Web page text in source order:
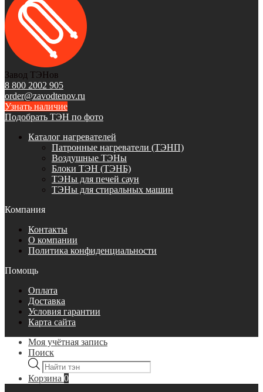
Завод ТЭНов
8 800 2002 905
order@zavodtenov.ru
Узнать наличие
Подобрать ТЭН по фото
Каталог нагревателей
Патронные нагреватели (ТЭНП)
Воздушные ТЭНы
Блоки ТЭН (ТЭНБ)
ТЭНы для печей саун
ТЭНы для стиральных машин
Компания
Контакты
О компании
Политика конфиденциальности
Помощь
Оплата
Доставка
Условия гарантии
Карта сайта
Моя учётная запись
Поиск
Поиск
товаров
Корзина 0